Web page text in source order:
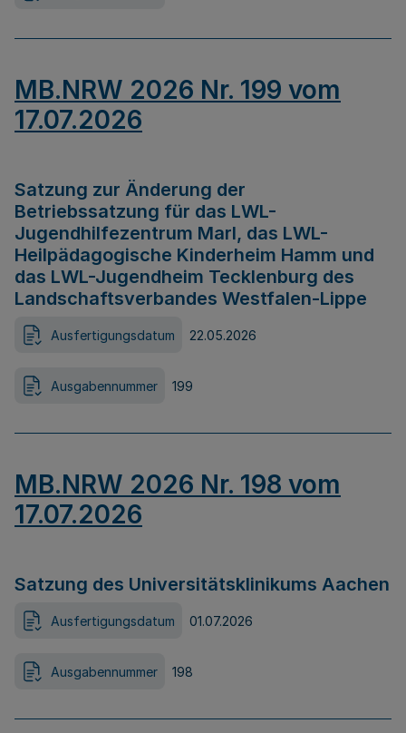
MB.NRW 2026 Nr. 199 vom
17.07.2026
Satzung zur Änderung der
Betriebssatzung für das LWL-
Jugendhilfezentrum Marl, das LWL-
Heilpädagogische Kinderheim Hamm und
das LWL-Jugendheim Tecklenburg des
Landschaftsverbandes Westfalen-Lippe
Ausfertigungsdatum 22.05.2026
Ausgabennummer 199
MB.NRW 2026 Nr. 198 vom
17.07.2026
Satzung des Universitätsklinikums Aachen
Ausfertigungsdatum 01.07.2026
Ausgabennummer 198